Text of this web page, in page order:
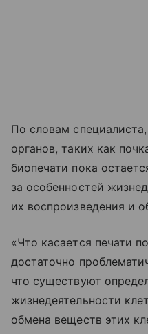
По словам
органов, таких как
биопечати пока
за особенностей
их воспроизведения и
«Что касается печати
достаточно
что существуют
жизнедеятельности
обмена веществ этих